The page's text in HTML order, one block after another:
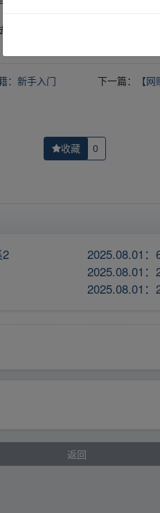
权，请点击
进行投诉
：新手入门 下一篇： 【
收藏 0
2025.08.01
2025.08.01
2025.08.01
返回